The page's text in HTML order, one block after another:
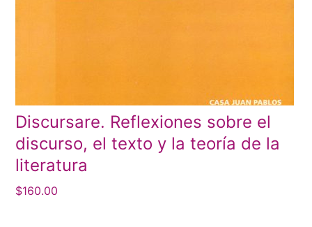
Discursare. Reflexiones sobre el
discurso, el texto y la teoría de la
literatura
$160.00